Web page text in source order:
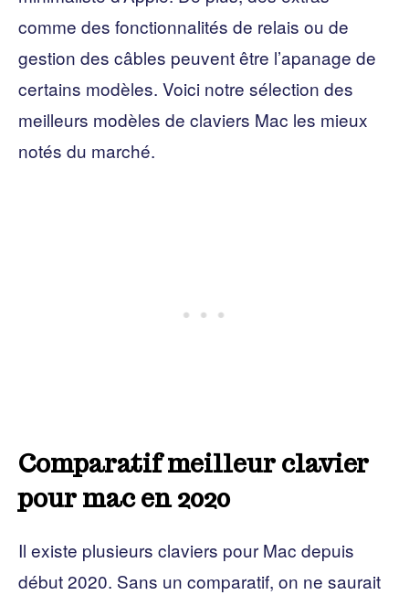
comme des fonctionnalités de relais ou de
gestion des câbles peuvent être l’apanage de
certains modèles. Voici notre sélection des
meilleurs modèles de claviers Mac les mieux
notés du marché.
Comparatif meilleur clavier
pour mac en 2020
Il existe plusieurs claviers pour Mac depuis
début 2020. Sans un comparatif, on ne saurait